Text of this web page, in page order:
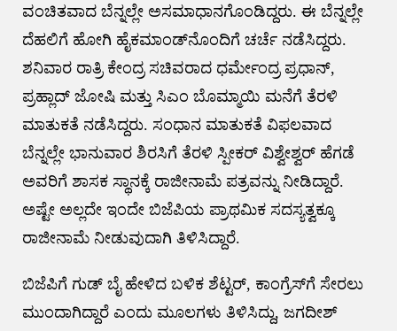
ವಂಚಿತವಾದ ಬೆನ್ನಲ್ಲೇ ಅಸಮಾಧಾನಗೊಂಡಿದ್ದರು. ಈ ಬೆನ್ನಲ್ಲೇ
ದೆಹಲಿಗೆ ಹೋಗಿ ಹೈಕಮಾಂಡ್‌ನೊಂದಿಗೆ ಚರ್ಚೆ ನಡೆಸಿದ್ದರು.
ಶನಿವಾರ ರಾತ್ರಿ ಕೇಂದ್ರ ಸಚಿವರಾದ ಧರ್ಮೇಂದ್ರ ಪ್ರಧಾನ್,
ಪ್ರಹ್ಲಾದ್ ಜೋಷಿ ಮತ್ತು ಸಿಎಂ ಬೊಮ್ಮಾಯಿ ಮನೆಗೆ ತೆರಳಿ
ಮಾತುಕತೆ ನಡೆಸಿದ್ದರು. ಸಂಧಾನ ಮಾತುಕತೆ ವಿಫಲವಾದ
ಬೆನ್ನಲ್ಲೇ ಭಾನುವಾರ ಶಿರಸಿಗೆ ತೆರಳಿ ಸ್ಪೀಕರ್ ವಿಶ್ವೇಶ್ವರ್ ಹೆಗಡೆ
ಅವರಿಗೆ ಶಾಸಕ ಸ್ಥಾನಕ್ಕೆ ರಾಜೀನಾಮೆ ಪತ್ರವನ್ನು ನೀಡಿದ್ದಾರೆ.
ಅಷ್ಟೇ ಅಲ್ಲದೇ ಇಂದೇ ಬಿಜೆಪಿಯ ಪ್ರಾಥಮಿಕ ಸದಸ್ಯತ್ವಕ್ಕೂ
ರಾಜೀನಾಮೆ ನೀಡುವುದಾಗಿ ತಿಳಿಸಿದ್ದಾರೆ.
ಬಿಜೆಪಿಗೆ ಗುಡ್ ಬೈ ಹೇಳಿದ ಬಳಿಕ ಶೆಟ್ಟರ್, ಕಾಂಗ್ರೆಸ್‌ಗೆ ಸೇರಲು
ಮುಂದಾಗಿದ್ದಾರೆ ಎಂದು ಮೂಲಗಳು ತಿಳಿಸಿದ್ದು, ಜಗದೀಶ್